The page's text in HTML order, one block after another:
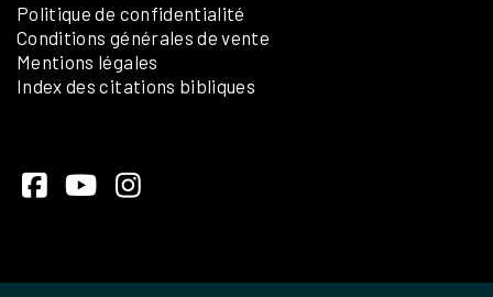
Politique de confidentialité
Conditions générales de vente
Mentions légales
Index des citations bibliques